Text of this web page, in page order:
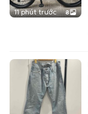
11 phút trước 8